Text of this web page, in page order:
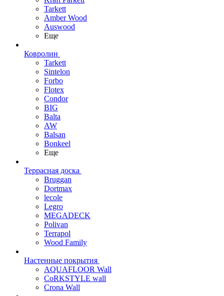
Tarkett
Amber Wood
Auswood
Еще
Ковролин
Tarkett
Sintelon
Forbo
Flotex
Condor
BIG
Balta
AW
Balsan
Bonkeel
Еще
Террасная доска
Bruggan
Dortmax
lecole
Legro
MEGADECK
Polivan
Terrapol
Wood Family
Настенные покрытия
AQUAFLOOR Wall
CoRKSTYLE wall
Crona Wall